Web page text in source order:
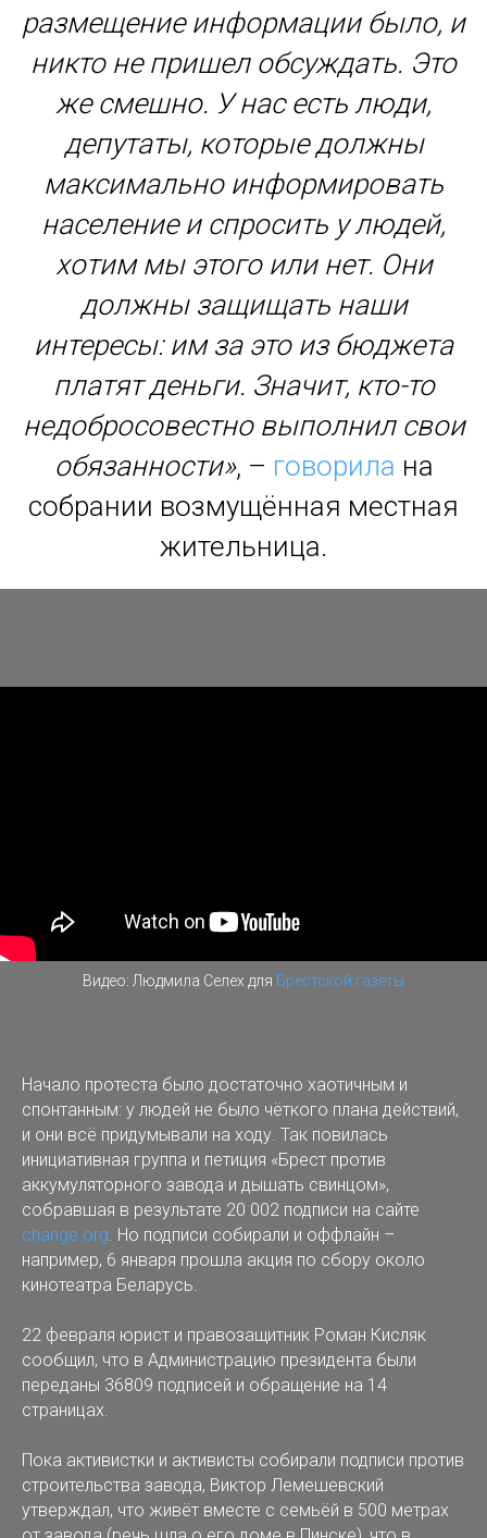
размещение информации было, и
никто не пришел обсуждать. Это
же смешно. У нас есть люди,
депутаты, которые должны
максимально информировать
население и спросить у людей,
хотим мы этого или нет. Они
должны защищать наши
интересы: им за это из бюджета
платят деньги. Значит, кто-то
недобросовестно выполнил свои
обязанности», – говорила на
собрании возмущённая местная
жительница.
Видео: Людмила Селех для Брестской газеты
Начало протеста было достаточно хаотичным и
спонтанным: у людей не было чёткого плана действий,
и они всё придумывали на ходу. Так повилась
инициативная группа и петиция «Брест против
аккумуляторного завода и дышать свинцом»,
собравшая в результате 20 002 подписи на сайте
change.org . Но подписи собирали и оффлайн –
например, 6 января прошла акция по сбору около
кинотеатра Беларусь.
22 февраля юрист и правозащитник Роман Кисляк
сообщил, что в Администрацию президента были
переданы 36809 подписей и обращение на 14
страницах.
Пока активистки и активисты собирали подписи против
строительства завода, Виктор Лемешевский
утверждал, что живёт вместе с семьёй в 500 метрах